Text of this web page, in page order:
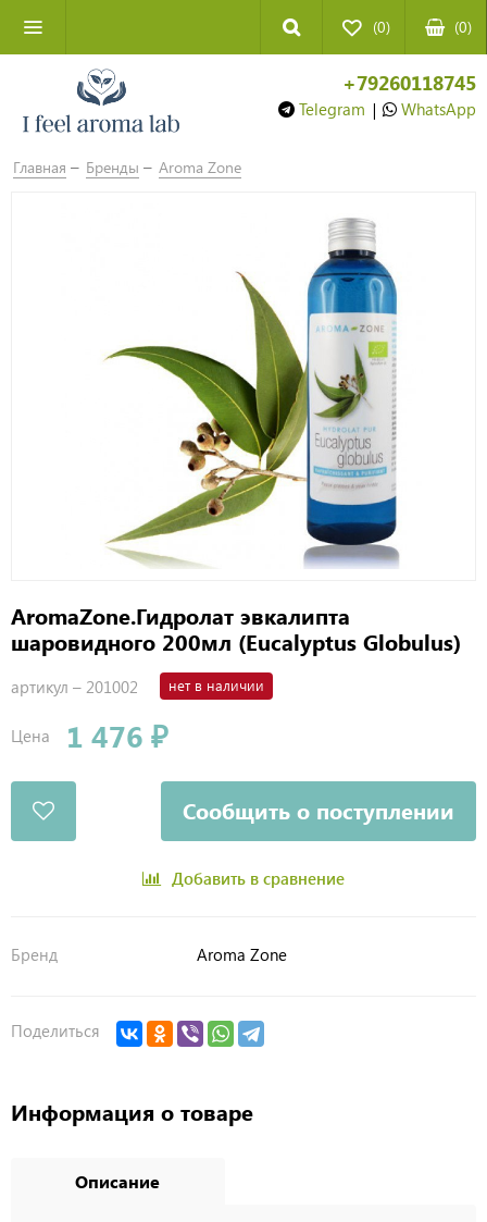
(0) (0)
+79260118745
Telegram | WhatsApp
Главная Бренды Aroma Zone
AromaZone.Гидролат эвкалипта
шаровидного 200мл (Eucalyptus Globulus)
артикул – 201002 нет в наличии
Цена 1 476 ₽
Сообщить о поступлении
Добавить в сравнение
Бренд Aroma Zone
Поделиться
Информация о товаре
Описание